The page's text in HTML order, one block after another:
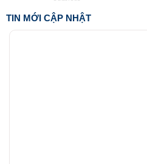
TIN MỚI CẬP NHẬT